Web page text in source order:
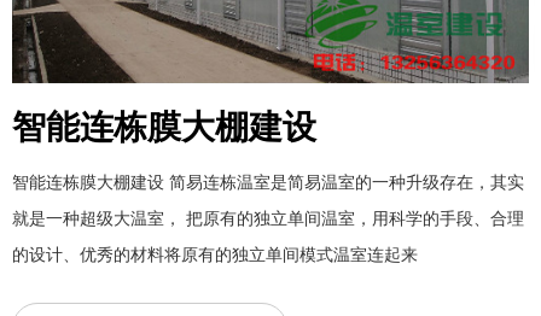
智能连栋膜大棚建设
智能连栋膜大棚建设 简易连栋温室是简易温室的一种升级存在，其实
就是一种超级大温室， 把原有的独立单间温室，用科学的手段、合理
的设计、优秀的材料将原有的独立单间模式温室连起来